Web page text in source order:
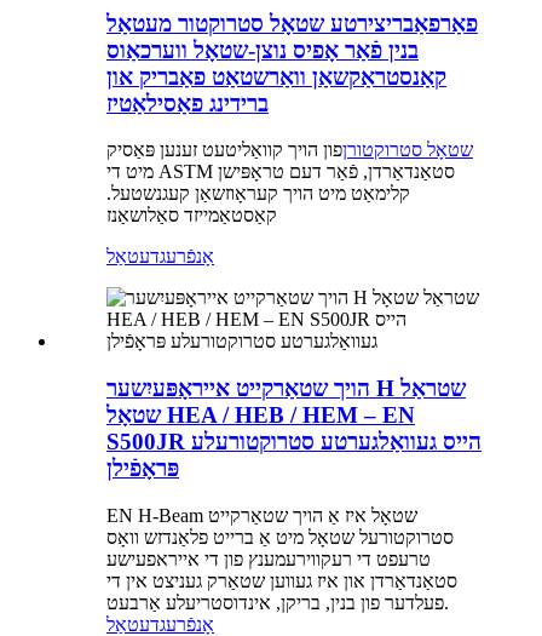
פאַרפאַבריצירטע שטאָל סטרוקטור מעטאַל
בנין פֿאַר אָפיס נוצן-שטאָל ווערכאַוס
קאַנסטראַקשאַן וואַרשטאַט פאַבריק און
ברידינג פאַסילאַטיז
שטאָל סטרוקטורןפון הויך קוואַליטעט זענען פּאַסיק
מיט די ASTM סטאַנדאַרדן, פֿאַר דעם טראָפּישן
קלימאַט מיט הויך קעראָוזשאַן קעגנשטעל.
קאַסטאַמייזד סאַלושאַנז
אָנפֿרעגדעטאַל
הויך שטאַרקייט אייראָפּעיִשער H שטראַל
שטאָל HEA / HEB / HEM – EN
S500JR הייס געוואַלגערטע סטרוקטורעלע
פּראָפֿילן
EN H-Beam שטאָל איז אַ הויך שטאַרקייט
סטרוקטורעל שטאָל מיט אַ ברייט פלאַנדזש וואָס
טרעפט די רעקווירעמענץ פון די אייראפעישע
סטאַנדאַרדן און איז געווען שטאַרק געניצט אין די
פעלדער פון בנין, בריקן, אינדוסטריעלע אַרבעט.
אָנפֿרעגדעטאַל